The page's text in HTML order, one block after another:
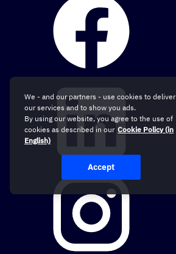
We - and our partners - use cookies to deliver
our services and to show you ads.
By using our website, you agree to the use of
cookies as described in our Cookie Policy (in
English)
Accept